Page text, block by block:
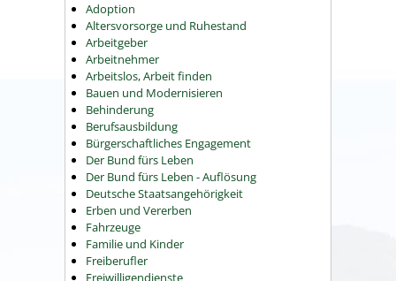
Adoption
Altersvorsorge und Ruhestand
Arbeitgeber
Arbeitnehmer
Arbeitslos, Arbeit finden
Bauen und Modernisieren
Behinderung
Berufsausbildung
Bürgerschaftliches Engagement
Der Bund fürs Leben
Der Bund fürs Leben - Auflösung
Deutsche Staatsangehörigkeit
Erben und Vererben
Fahrzeuge
Familie und Kinder
Freiberufler
Freiwilligendienste